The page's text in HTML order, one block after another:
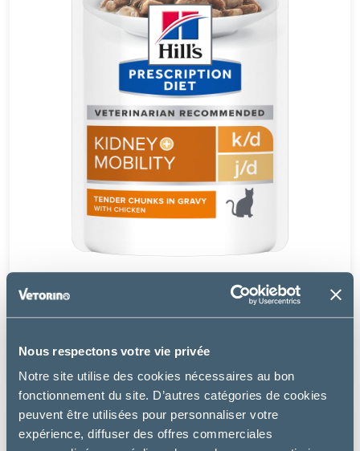
Nous respectons votre vie privée
Notre site utilise des cookies nécessaires au bon
fonctionnement du site. D’autres catégories de cookies
peuvent être utilisées pour personnaliser votre
expérience, diffuser des offres commerciales
CHAT K/D KIDNEY + J/D MOBILITY AU POULET EN
20.49 €